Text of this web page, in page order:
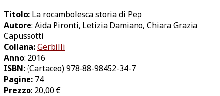
Titolo: La rocambolesca storia di Pep
Autore: Aida Pironti, Letizia Damiano, Chiara Grazia
Capussotti
Collana:Gerbilli
Anno: 2016
ISBN:(Cartaceo) 978-88-98452-34-7
Pagine: 74
Prezzo: 20,00 €